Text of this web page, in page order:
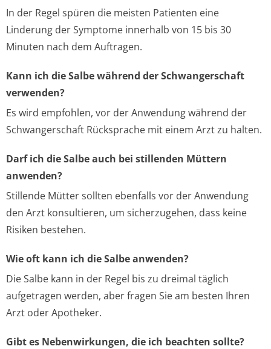
In der Regel spüren die meisten Patienten eine
Linderung der Symptome innerhalb von 15 bis 30
Minuten nach dem Auftragen.
Kann ich die Salbe während der Schwangerschaft
verwenden?
Es wird empfohlen, vor der Anwendung während der
Schwangerschaft Rücksprache mit einem Arzt zu halten.
Darf ich die Salbe auch bei stillenden Müttern
anwenden?
Stillende Mütter sollten ebenfalls vor der Anwendung
den Arzt konsultieren, um sicherzugehen, dass keine
Risiken bestehen.
Wie oft kann ich die Salbe anwenden?
Die Salbe kann in der Regel bis zu dreimal täglich
aufgetragen werden, aber fragen Sie am besten Ihren
Arzt oder Apotheker.
Gibt es Nebenwirkungen, die ich beachten sollte?